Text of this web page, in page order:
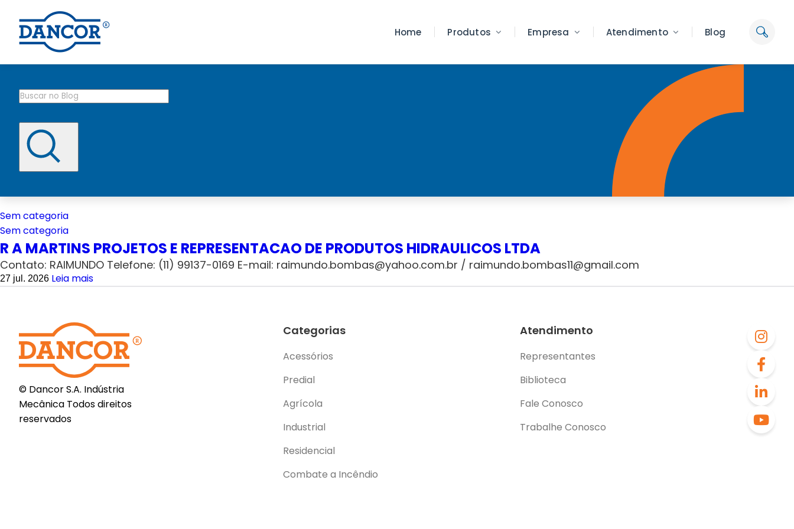
Home Produtos Empresa Atendimento Blog
Sem categoria
Sem categoria
R A MARTINS PROJETOS E REPRESENTACAO DE PRODUTOS HIDRAULICOS LTDA
Contato: RAIMUNDO Telefone: (11) 99137-0169 E-mail: raimundo.bombas@yahoo.com.br / raimundo.bombas11@gmail.com
27 jul. 2026 Leia mais
© Dancor S.A. Indústria
Mecânica Todos direitos
reservados
Categorias
Acessórios
Predial
Agrícola
Industrial
Residencial
Combate a Incêndio
Atendimento
Representantes
Biblioteca
Fale Conosco
Trabalhe Conosco